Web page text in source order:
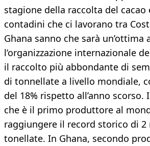
stagione della raccolta del
contadini che ci lavorano tra
Ghana sanno che sarà un’ottima
l’organizzazione internazionale
il raccolto più abbondante di
di tonnellate a livello mondiale,
del 18% rispetto all’anno scorso.
che è il primo produttore al
raggiungere il record storico di
tonellate. In Ghana, secondo